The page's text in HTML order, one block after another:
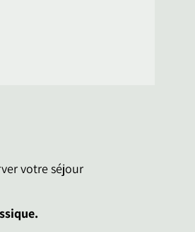
votre séjour